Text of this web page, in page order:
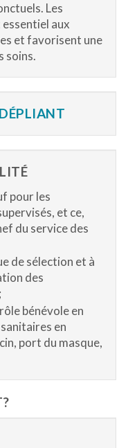
Les
aux
et favorisent une
soins.
pour les
et ce,
du service des
de sélection et à
des
bénévole en
en
port du masque,